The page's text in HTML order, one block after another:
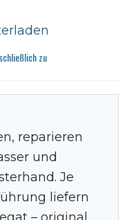
zu
reparieren
und
Je
liefern
– original